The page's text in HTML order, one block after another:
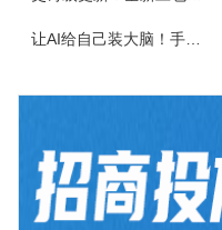
让AI给自己装大脑！手把手教你学会安装使用Agent Skill